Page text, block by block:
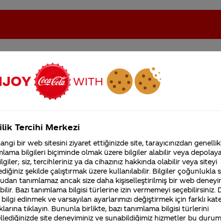
Coca-Cola'nın Filistin'de fabr...
Sürdürülebilirlik Marka
Sosyal medyada paylaşılan, Cappy
ürünlerinden çıktığı söylenen şey
Kurumsal
4355 Soru
Coca-Cola Şirketi
merak ettikleriniz.
Fabrikalarımız,
sertifikalarımız, faaliyet
gösterdiğimiz ülkeler,
tarihçemiz ve daha
Tercihi Merkezi
bir web sitesini ziyaret ettiğinizde site, tarayıcınızdan
bilgileri biçiminde olmak üzere bilgiler alabilir veya
siz, tercihleriniz ya da cihazınız hakkında olabilir veya siteyi
şekilde çalıştırmak üzere kullanılabilir. Bilgiler çoğunlukla
tanımlamaz ancak size daha kişiselleştirilmiş bir web
Bazı tanımlama bilgisi türlerine izin vermemeyi seçebilirsiniz.
edinmek ve varsayılan ayarlarımızı değiştirmek için farklı
tıklayın. Bununla birlikte, bazı tanımlama bilgisi türlerini
site deneyiminiz ve sunabildiğimiz hizmetler bu